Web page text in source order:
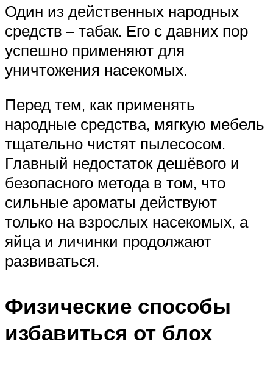
Один из действенных народных
средств – табак. Его с давних пор
успешно применяют для
уничтожения насекомых.
Перед тем, как применять
народные средства, мягкую мебель
тщательно чистят пылесосом.
Главный недостаток дешёвого и
безопасного метода в том, что
сильные ароматы действуют
только на взрослых насекомых, а
яйца и личинки продолжают
развиваться.
Физические способы
избавиться от блох